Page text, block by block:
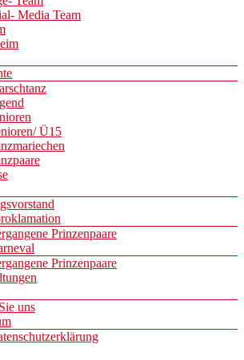
Media Team
Ü15
Prinzenpaare
Prinzenpaare
uns